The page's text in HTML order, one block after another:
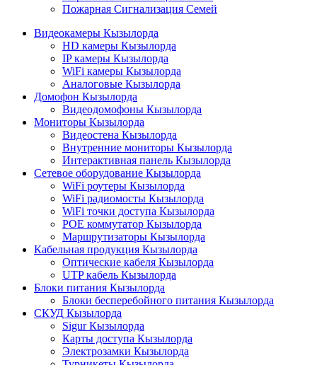
Пожарная Сигнализация Семей
Видеокамеры Кызылорда
HD камеры Кызылорда
IP камеры Кызылорда
WiFi камеры Кызылорда
Аналоговые Кызылорда
Домофон Кызылорда
Видеодомофоны Кызылорда
Мониторы Кызылорда
Видеостена Кызылорда
Внутренние мониторы Кызылорда
Интерактивная панель Кызылорда
Сетевое оборудование Кызылорда
WiFi роутеры Кызылорда
WiFi радиомосты Кызылорда
WiFi точки доступа Кызылорда
POE коммутатор Кызылорда
Маршрутизаторы Кызылорда
Кабельная продукция Кызылорда
Оптические кабеля Кызылорда
UTP кабель Кызылорда
Блоки питания Кызылорда
Блоки бесперебойного питания Кызылорда
СКУД Кызылорда
Sigur Кызылорда
Карты доступа Кызылорда
Электрозамки Кызылорда